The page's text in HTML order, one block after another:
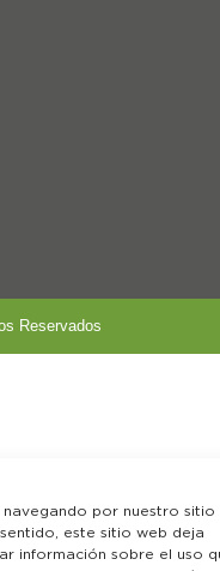
por nuestro sitio
este sitio web deja
información sobre el uso
Reservados